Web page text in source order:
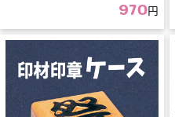
970円